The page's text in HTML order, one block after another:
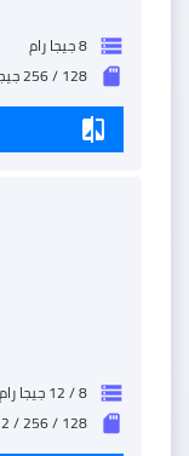
storage 8 جيجا رام
sd_storage 128 / 256 جيجا بايت
compare
storage 8 / 12 جيجا رام
sd_storage 128 / 256 / 512 جيجا بايت